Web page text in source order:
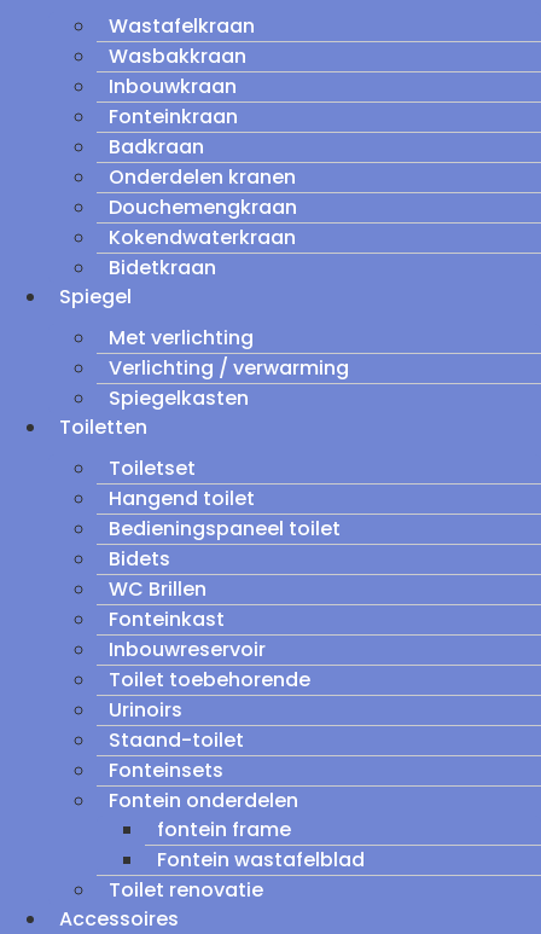
Wastafelkraan
Wasbakkraan
Inbouwkraan
Fonteinkraan
Badkraan
Onderdelen kranen
Douchemengkraan
Kokendwaterkraan
Bidetkraan
Spiegel
Met verlichting
Verlichting / verwarming
Spiegelkasten
Toiletten
Toiletset
Hangend toilet
Bedieningspaneel toilet
Bidets
WC Brillen
Fonteinkast
Inbouwreservoir
Toilet toebehorende
Urinoirs
Staand-toilet
Fonteinsets
Fontein onderdelen
fontein frame
Fontein wastafelblad
Toilet renovatie
Accessoires